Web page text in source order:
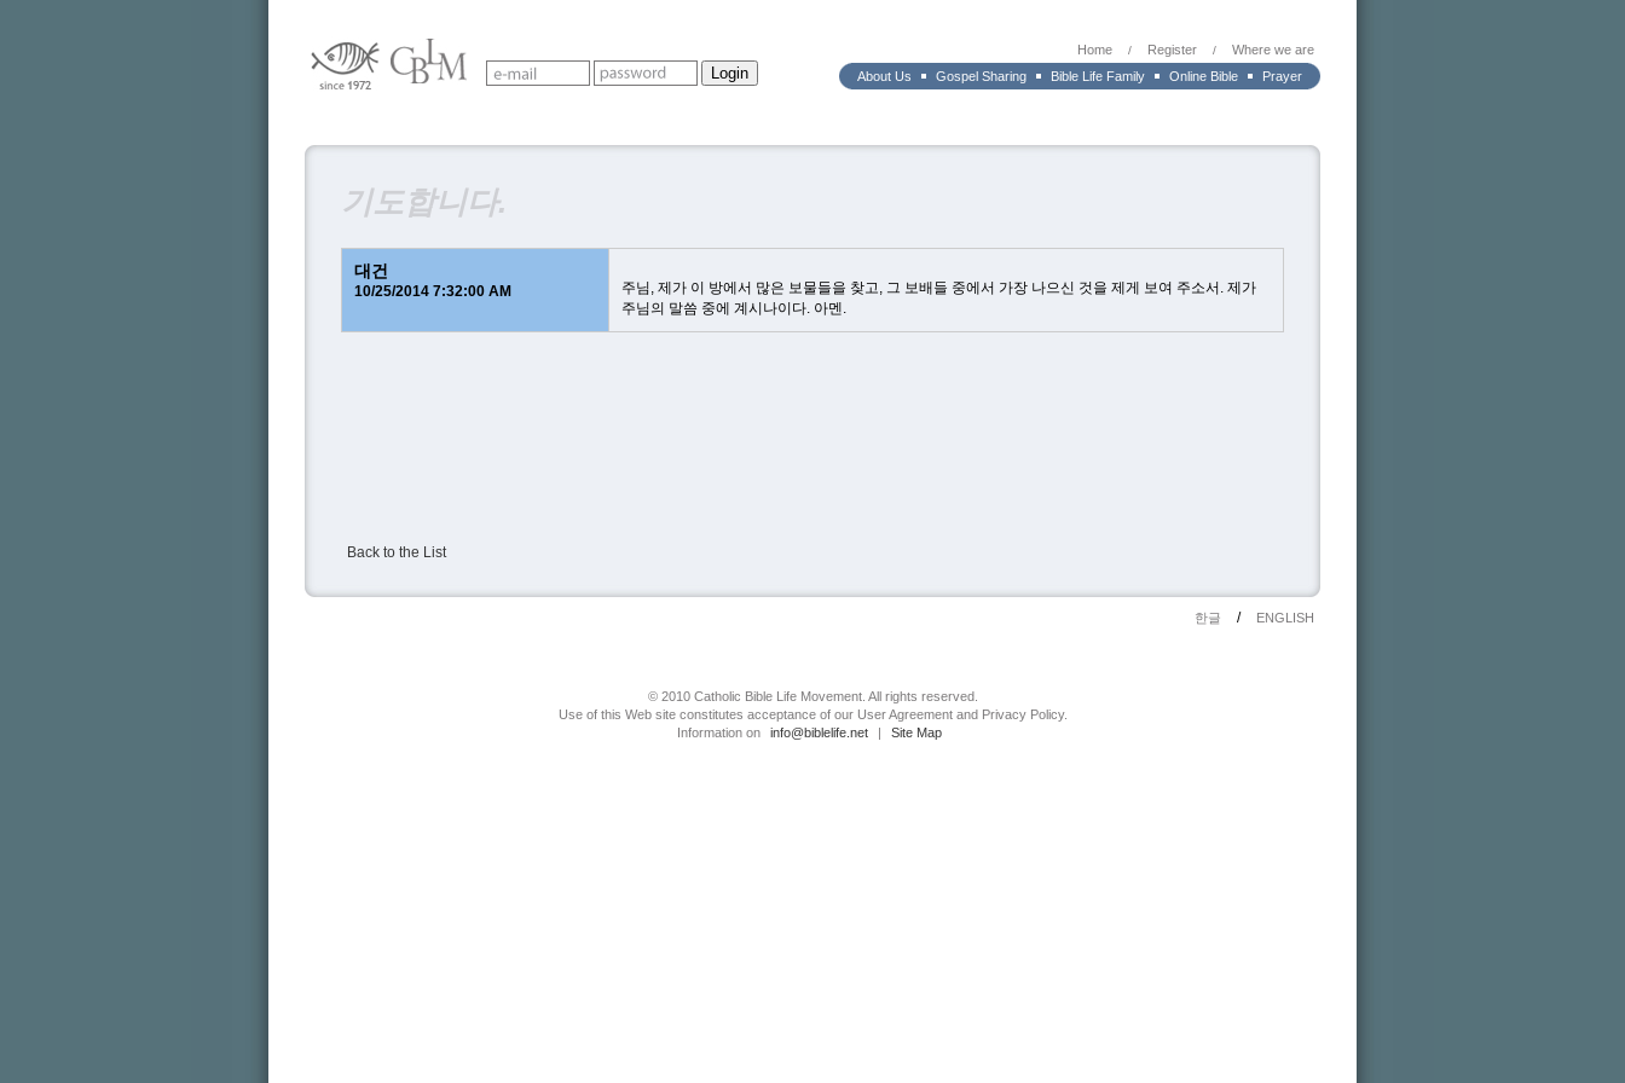
Home / Register /
Where we are
About Us
Gospel Sharing Bible Life Family Online Bible Prayer
기도합니다.
대건
10/25/2014 7:32:00 AM
주님, 제가 이 방에서 많은 보물들을 찾고, 그 보배들 중에서 가장 나으신 것을 제게 보여 주소서. 제가
주님의 말씀 중에 계시나이다. 아멘.
Back to the List
한글 / ENGLISH
© 2010 Catholic Bible Life Movement. All rights reserved.
Use of this Web site constitutes acceptance of our User Agreement and Privacy Policy.
Information on
info@biblelife.net | Site Map